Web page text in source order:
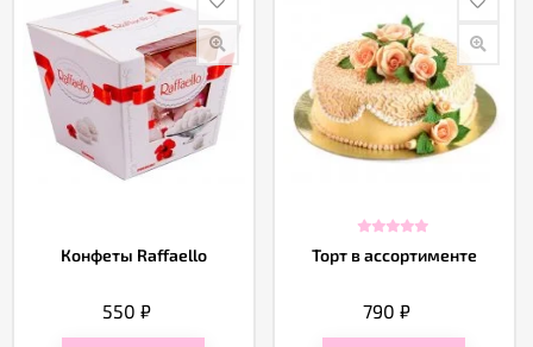
Конфеты Raffaello
550 ₽
Торт в ассортименте
790₽